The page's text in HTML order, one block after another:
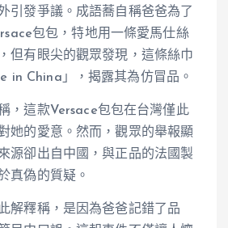
引發爭議。成語蕎自稱爸爸為了
包包，特地用一條愛馬仕絲
但有眼尖的觀眾發現，這條絲巾
in China」，揭露其為仿冒品。
，這款Versace包包在台灣僅此
她的愛意。然而，觀眾的舉報顯
源卻出自中國，與正品的法國製
真偽的質疑。
解釋稱，是因為爸爸記錯了品